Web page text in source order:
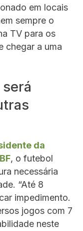
em locais
sempre o
TV para os
chegar a uma
da
, o futebol
necessária
“Até 8
impedimento.
jogos com 7
neste